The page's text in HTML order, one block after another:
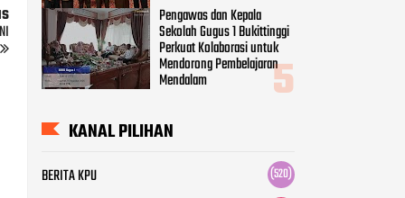
Pengawas dan Kepala
Sekolah Gugus 1 Bukittinggi
Perkuat Kolaborasi untuk
Mendorong Pembelajaran
Mendalam
KANAL PILIHAN
BERITA KPU (520)